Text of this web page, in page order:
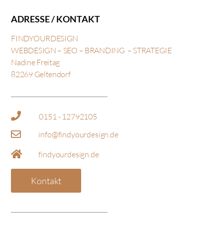
ADRESSE / KONTAKT
FINDYOURDESIGN
WEBDESIGN – SEO – BRANDING – STRATEGIE
Nadine Freitag
82269 Geltendorf
0151 - 12792105
info@findyourdesign.de
findyourdesign.de
Kontakt